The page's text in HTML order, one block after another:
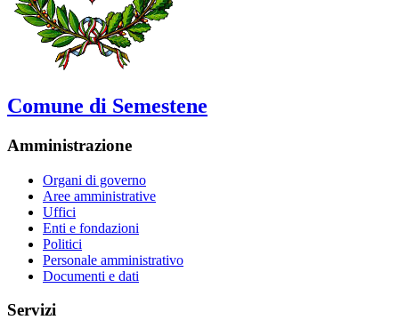
Comune di Semestene
Amministrazione
Organi di governo
Aree amministrative
Uffici
Enti e fondazioni
Politici
Personale amministrativo
Documenti e dati
Servizi